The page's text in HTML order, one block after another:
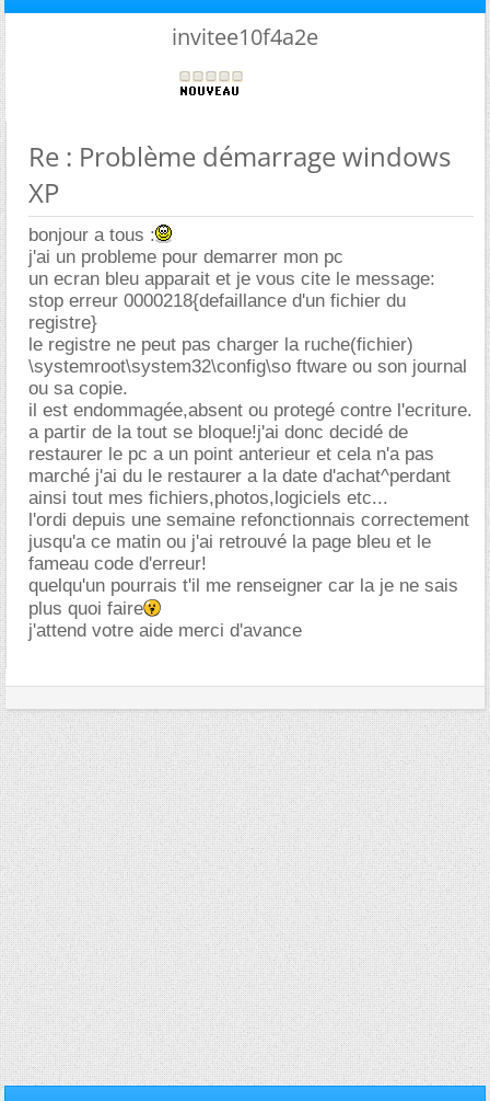
invitee10f4a2e
Re : Problème démarrage windows
XP
bonjour a tous :
j'ai un probleme pour demarrer mon pc
un ecran bleu apparait et je vous cite le message:
stop erreur 0000218{defaillance d'un fichier du
registre}
le registre ne peut pas charger la ruche(fichier)
\systemroot\system32\config\so ftware ou son journal
ou sa copie.
il est endommagée,absent ou protegé contre l'ecriture.
a partir de la tout se bloque!j'ai donc decidé de
restaurer le pc a un point anterieur et cela n'a pas
marché j'ai du le restaurer a la date d'achat^perdant
ainsi tout mes fichiers,photos,logiciels etc...
l'ordi depuis une semaine refonctionnais correctement
jusqu'a ce matin ou j'ai retrouvé la page bleu et le
fameau code d'erreur!
quelqu'un pourrais t'il me renseigner car la je ne sais
plus quoi faire
j'attend votre aide merci d'avance